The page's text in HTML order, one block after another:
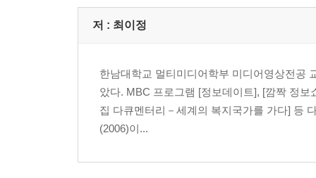
디지털 HDTV와 UHDTV 시스템
초고화질 영상의 기술적 특성
초고화질 영상의 미학적 특성
방송 제작 장비의 변천
저 : 최이정
한남대학교 멀티미디어학부 미디어영상전공
았다. MBC 프로그램 [정보데이트], [깜짝 정
집 다큐멘터리－세계의 복지국가를 가다] 등
(2006)이...